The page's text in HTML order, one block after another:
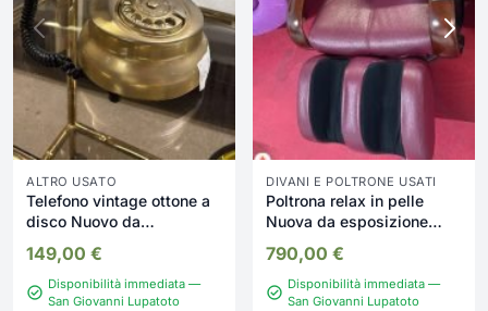
ALTRO USATO
Telefono vintage ottone a
disco Nuovo da
149,00 €
Disponibilità immediata —
San Giovanni Lupatoto
DIVANI E POLTRONE USATI
Poltrona relax in pelle
Nuova da esposizione
790,00 €
Disponibilità immediata —
San Giovanni Lupatoto